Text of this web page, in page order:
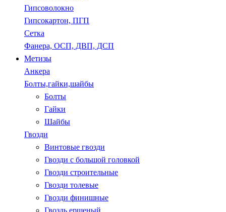
Гипсоволокно
Гипсокартон, ПГП
Сетка
Фанера, ОСП, ДВП, ДСП
Метизы
Анкера
Болты,гайки,шайбы
Болты
Гайки
Шайбы
Гвозди
Винтовые гвозди
Гвозди с большой головкой
Гвозди строительные
Гвозди толевые
Гвозди финишные
Гвоздь ершеный